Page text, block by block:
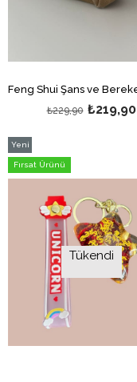
₺219,90
₺229,90
Tükendi
Yeni
Ürün
Fırsat Ürünü